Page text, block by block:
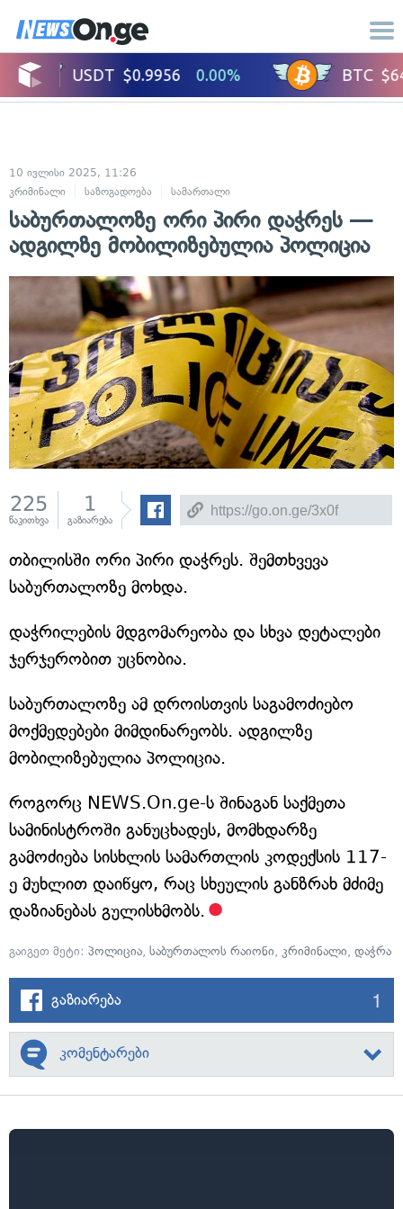
10 ივლისი 2025, 11:26
კრიმინალი
საზოგადოება სამართალი
საბურთალოზე ორი პირი დაჭრეს —
ადგილზე მობილიზებულია პოლიცია
225
წაკითხვა
1
გაზიარება
თბილისში ორი პირი დაჭრეს. შემთხვევა
საბურთალოზე მოხდა.
დაჭრილების მდგომარეობა და სხვა დეტალები
ჯერჯერობით უცნობია.
საბურთალოზე ამ დროისთვის საგამოძიებო
მოქმედებები მიმდინარეობს. ადგილზე
მობილიზებულია პოლიცია.
როგორც NEWS.On.ge-ს შინაგან საქმეთა
სამინისტროში განუცხადეს, მომხდარზე
გამოძიება სისხლის სამართლის კოდექსის 117-
ე მუხლით დაიწყო, რაც სხეულის განზრახ მძიმე
დაზიანებას გულისხმობს.
გაიგეთ მეტი: პოლიცია, საბურთალოს რაიონი, კრიმინალი, დაჭრა
გაზიარება 1
კომენტარები